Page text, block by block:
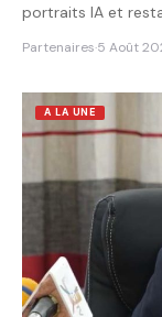
portraits IA et
Partenaires·5 Août
A LA UNE